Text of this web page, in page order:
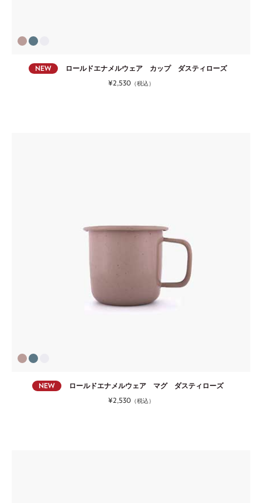
NEW ロールドエナメルウェア カップ ダスティローズ
¥2,530（税込）
NEW ロールドエナメルウェア マグ ダスティローズ
¥2,530（税込）